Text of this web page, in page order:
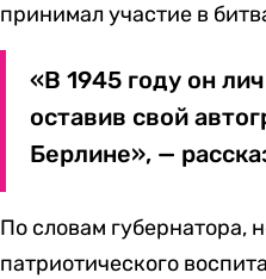
принимал участие в
«В 1945 году он
оставив свой
Берлине», —
По словам губернатора,
патриотического